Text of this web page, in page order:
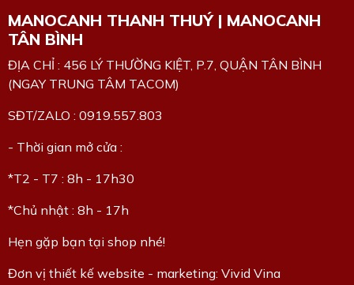
MANOCANH THANH THUÝ | MANOCANH
TÂN BÌNH
ĐỊA CHỈ : 456 LÝ THƯỜNG KIỆT, P.7, QUẬN TÂN BÌNH
(NGAY TRUNG TÂM TACOM)
SĐT/ZALO : 0919.557.803
- Thời gian mở cửa :
*T2 - T7 : 8h - 17h30
*Chủ nhật : 8h - 17h
Hẹn gặp bạn tại shop nhé!
Đơn vị thiết kế website - marketing: Vivid Vina